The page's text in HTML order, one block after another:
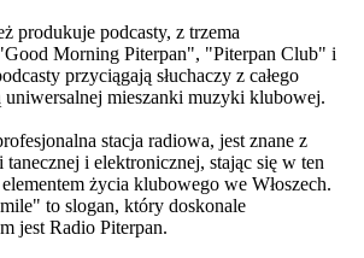
produkuje podcasty, z trzema
Morning Piterpan", "Piterpan Club" i
przyciągają słuchaczy z całego
uniwersalnej mieszanki muzyki klubowej.
stacja radiowa, jest znane z
i elektronicznej, stając się w ten
życia klubowego we Włoszech.
to slogan, który doskonale
jest Radio Piterpan.